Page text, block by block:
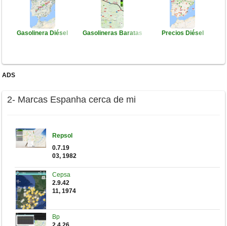
Gasolinera Diésel Gasolineras Baratas Precios Diésel
ADS
2- Marcas Espanha cerca de mi
Repsol
0.7.19
03, 1982
Cepsa
2.9.42
11, 1974
Bp